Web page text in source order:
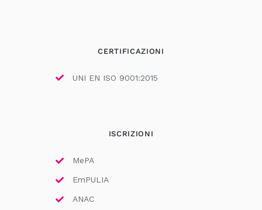
CERTIFICAZIONI
UNI EN ISO 9001:2015
ISCRIZIONI
MePA
EmPULIA
ANAC